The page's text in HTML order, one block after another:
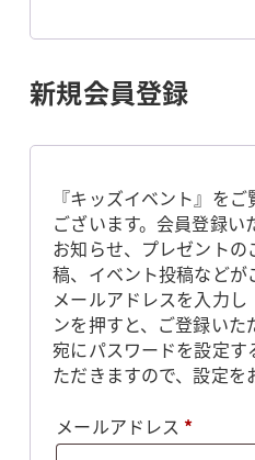
新規会員登録
『キッズイベント』を
ございます。会員登録い
お知らせ、プレゼント
稿、イベント投稿などが
メールアドレスを入力
ンを押すと、ご登録いた
宛にパスワードを設定す
ただきますので、設定を
メールアドレス *必